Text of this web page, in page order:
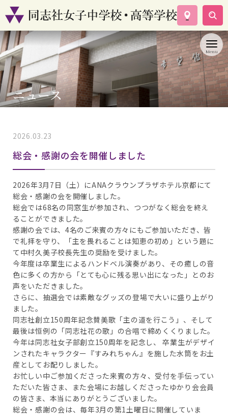
学校案内
コース紹介
学校生活
入試情報
資料請求
ニュース
2026.03.23
総会・感謝の会を開催しました
2026年3月7日（土）にANAクラウンプラザホテル京都にて
総会・感謝の会を開催しました。
総会では68名の同窓生が参加され、つつがなく総会を終え
ることができました。
感謝の会では、4名のご来賓の方々にもご参加いただき、皆
で礼拝を守り、「主を畏れることは知恵の初め」という題に
て中村久美子校長先生の奨励を受けました。
今年度は卒業生によるハンドベル演奏があり、その癒しの音
色に多くの方から「とても心に残る思い出になった」とのお
声をいただきました。
さらに、抽選会では素敵なグッズの登場で大いに盛り上がり
ました。
同志社創立150周年記念賛美歌「主の道を行こう」、そして
最後は恒例の「同志社花の歌」の合唱で締めくくりました。
今年は同志社女子部創立150周年を記念し、 卒業生がデザイ
ンされたキャラクター『すみれちゃん』を施した水筒をお土
産としてお配りしました。
お忙しい中ご参加くださった来賓の方々、受付を手伝ってい
ただいた皆さま、また会場にお越しくださったゆかり会会員
の皆さま、本当にありがとうございました。
総会・感謝の会は、毎年3月の第1土曜日に開催していま